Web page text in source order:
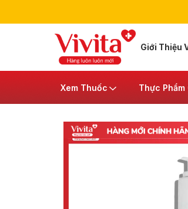
Giới Thiệu
Xem Thuốc Thực